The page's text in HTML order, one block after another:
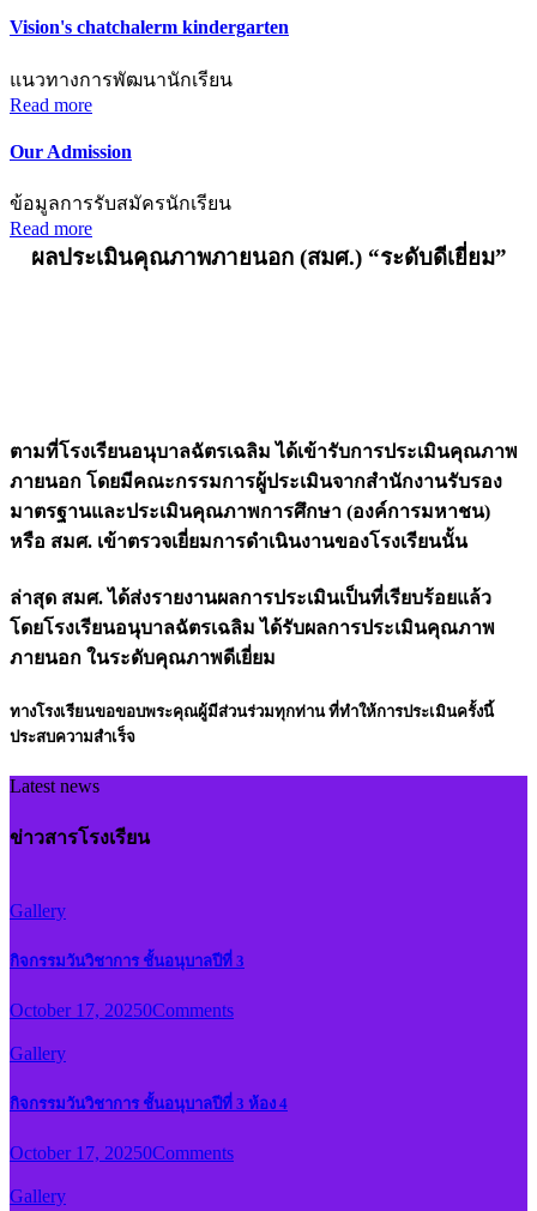
Vision's chatchalerm kindergarten
แนวทางการพัฒนานักเรียน
Read more
Our Admission
ข้อมูลการรับสมัครนักเรียน
Read more
ผลประเมินคุณภาพภายนอก (สมศ.) “ระดับดีเยี่ยม”
ตามที่โรงเรียนอนุบาลฉัตรเฉลิม ได้เข้ารับการประเมินคุณภาพ
ภายนอก โดยมีคณะกรรมการผู้ประเมินจากสำนักงานรับรอง
มาตรฐานและประเมินคุณภาพการศึกษา (องค์การมหาชน)
หรือ สมศ. เข้าตรวจเยี่ยมการดำเนินงานของโรงเรียนนั้น
ล่าสุด สมศ. ได้ส่งรายงานผลการประเมินเป็นที่เรียบร้อยแล้ว
โดยโรงเรียนอนุบาลฉัตรเฉลิม ได้รับผลการประเมินคุณภาพ
ภายนอก ในระดับคุณภาพดีเยี่ยม
ทางโรงเรียนขอขอบพระคุณผู้มีส่วนร่วมทุกท่าน ที่ทำให้การประเมินครั้งนี้
ประสบความสำเร็จ
Latest news
ข่าวสารโรงเรียน
Gallery
กิจกรรมวันวิชาการ ชั้นอนุบาลปีที่ 3
October 17, 20250Comments
Gallery
กิจกรรมวันวิชาการ ชั้นอนุบาลปีที่ 3 ห้อง 4
October 17, 20250Comments
Gallery